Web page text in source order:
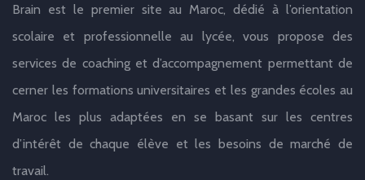
Brain est le premier site au Maroc, dédié à l’orientation
scolaire et professionnelle au lycée, vous propose des
services de coaching et d’accompagnement permettant de
cerner les formations universitaires et les grandes écoles au
Maroc les plus adaptées en se basant sur les centres
d’intérêt de chaque élève et les besoins de marché de
travail.